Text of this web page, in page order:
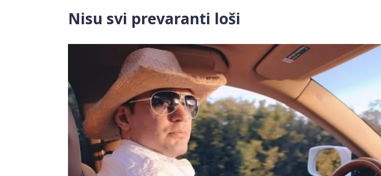
Nisu svi prevaranti loši